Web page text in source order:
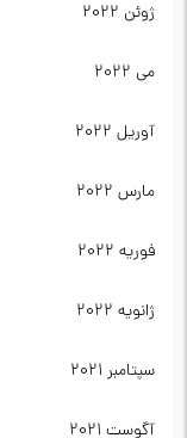
ژوئن 2022
می 2022
آوریل 2022
مارس 2022
فوریه 2022
ژانویه 2022
سپتامبر 2021
آگوست 2021